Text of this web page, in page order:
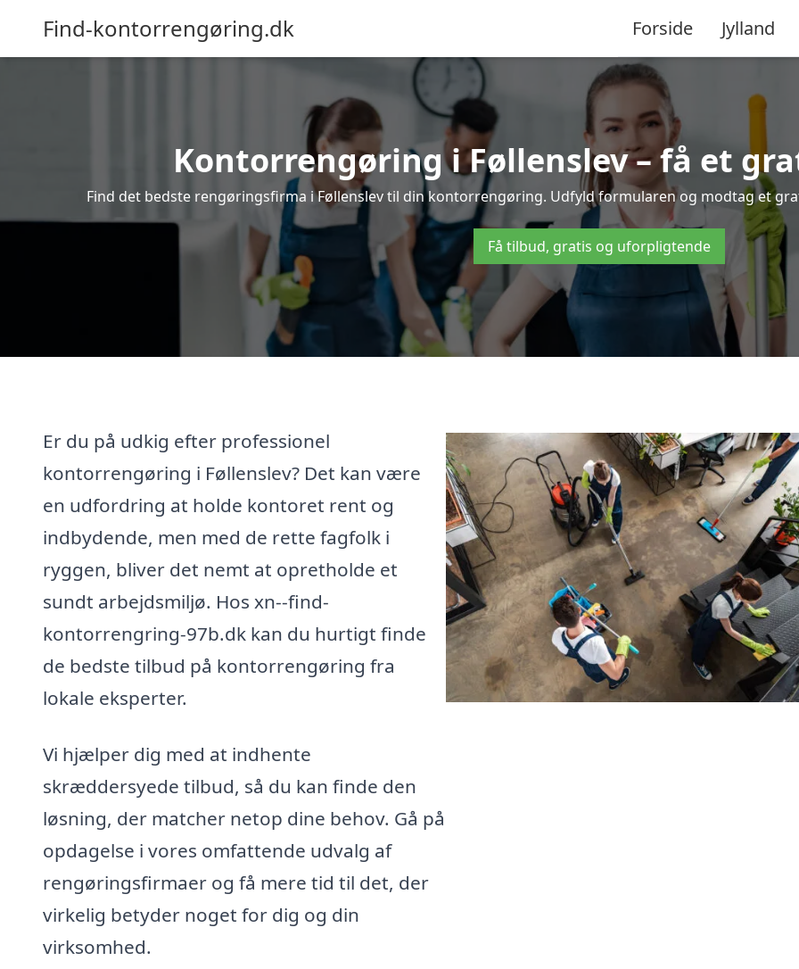
Find-kontorrengøring.dk Forside Jylland
Kontorrengøring i Føllenslev – få et
Find det bedste rengøringsfirma i Føllenslev til din kontorrengøring. Udfyld formularen og modtag et
Få tilbud, gratis og uforpligtende
Er du på udkig efter professionel
kontorrengøring i Føllenslev? Det kan være
en udfordring at holde kontoret rent og
indbydende, men med de rette fagfolk i
ryggen, bliver det nemt at opretholde et
sundt arbejdsmiljø. Hos xn--find-
kontorrengring-97b.dk kan du hurtigt finde
de bedste tilbud på kontorrengøring fra
lokale eksperter.
Vi hjælper dig med at indhente
skræddersyede tilbud, så du kan finde den
løsning, der matcher netop dine behov. Gå på
opdagelse i vores omfattende udvalg af
rengøringsfirmaer og få mere tid til det, der
virkelig betyder noget for dig og din
virksomhed.